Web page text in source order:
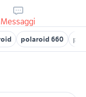
Messaggi
polaroid 660